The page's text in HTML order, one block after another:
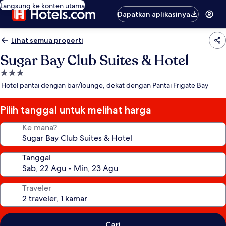
Langsung ke konten utama
Dapatkan aplikasinya
Lihat semua properti
Sugar Bay Club Suites & Hotel
Properti
bintang
Hotel pantai dengan bar/lounge, dekat dengan Pantai Frigate Bay
Pilih tanggal untuk melihat harga
Ke mana?
Tanggal
Traveler